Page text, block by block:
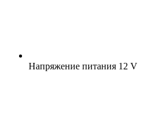
Напряжение питания 12 V